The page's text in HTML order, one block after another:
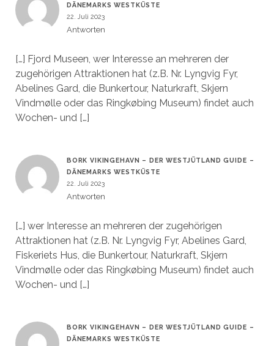
DÄNEMARKS WESTKÜSTE
22. Juli 2023
Antworten
[…] Fjord Museen, wer Interesse an mehreren der
zugehörigen Attraktionen hat (z.B. Nr. Lyngvig Fyr,
Abelines Gard, die Bunkertour, Naturkraft, Skjern
Vindmølle oder das Ringkøbing Museum) findet auch
Wochen- und […]
BORK VIKINGEHAVN – DER WESTJÜTLAND GUIDE –
DÄNEMARKS WESTKÜSTE
22. Juli 2023
Antworten
[…] wer Interesse an mehreren der zugehörigen
Attraktionen hat (z.B. Nr. Lyngvig Fyr, Abelines Gard,
Fiskeriets Hus, die Bunkertour, Naturkraft, Skjern
Vindmølle oder das Ringkøbing Museum) findet auch
Wochen- und […]
BORK VIKINGEHAVN – DER WESTJÜTLAND GUIDE –
DÄNEMARKS WESTKÜSTE